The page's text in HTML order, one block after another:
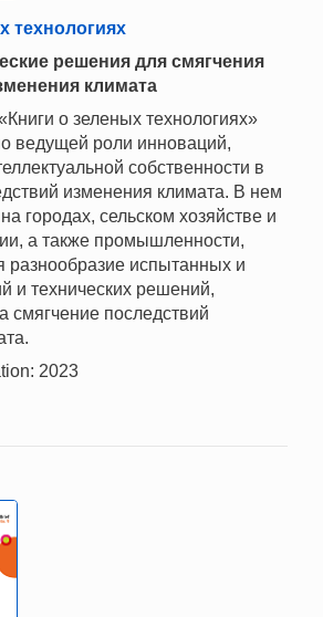
технологиях
решения для смягчения
климата
о зеленых технологиях»
ведущей роли инноваций,
собственности в
изменения климата. В нем
городах, сельском хозяйстве и
а также промышленности,
разнообразие испытанных и
и технических решений,
смягчение последствий
2023